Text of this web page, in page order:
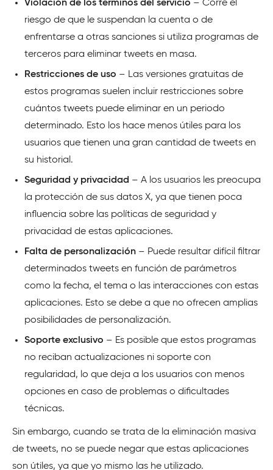
Violación de los términos del servicio – Corre el
riesgo de que le suspendan la cuenta o de
enfrentarse a otras sanciones si utiliza programas de
terceros para eliminar tweets en masa.
Restricciones de uso – Las versiones gratuitas de
estos programas suelen incluir restricciones sobre
cuántos tweets puede eliminar en un periodo
determinado. Esto los hace menos útiles para los
usuarios que tienen una gran cantidad de tweets en
su historial.
Seguridad y privacidad – A los usuarios les preocupa
la protección de sus datos X, ya que tienen poca
influencia sobre las políticas de seguridad y
privacidad de estas aplicaciones.
Falta de personalización – Puede resultar difícil filtrar
determinados tweets en función de parámetros
como la fecha, el tema o las interacciones con estas
aplicaciones. Esto se debe a que no ofrecen amplias
posibilidades de personalización.
Soporte exclusivo – Es posible que estos programas
no reciban actualizaciones ni soporte con
regularidad, lo que deja a los usuarios con menos
opciones en caso de problemas o dificultades
técnicas.
Sin embargo, cuando se trata de la eliminación masiva
de tweets, no se puede negar que estas aplicaciones
son útiles, ya que yo mismo las he utilizado.